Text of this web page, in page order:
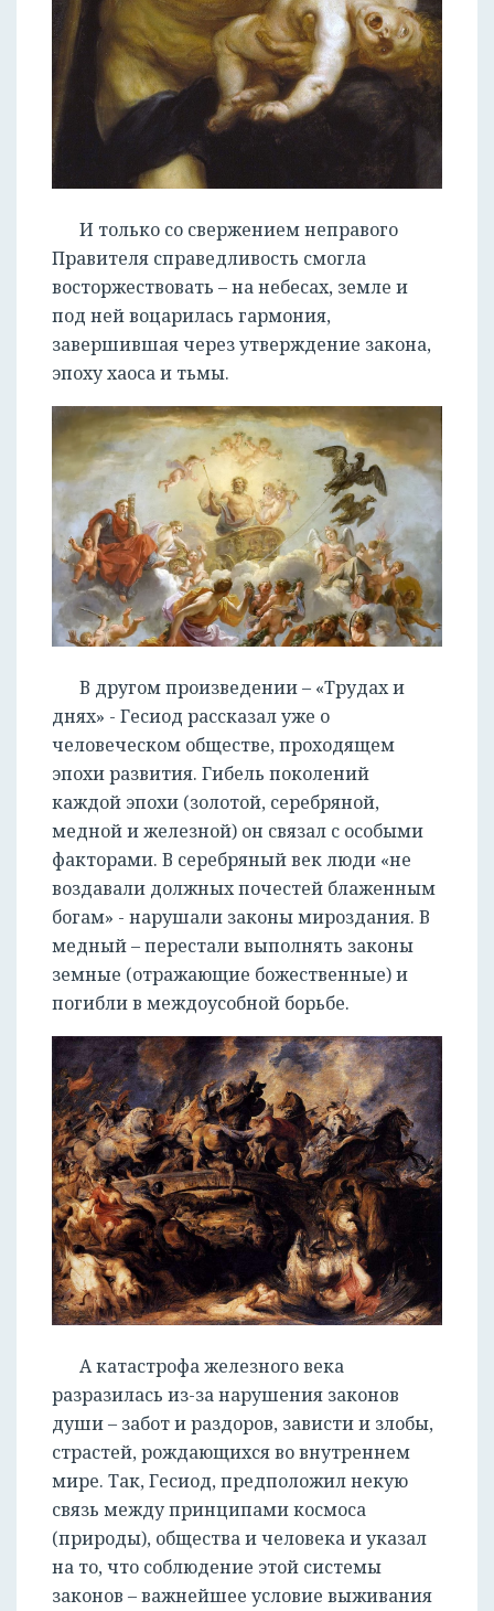
И только со свержением неправого
Правителя справедливость смогла
восторжествовать – на небесах, земле и
под ней воцарилась гармония,
завершившая через утверждение закона,
эпоху хаоса и тьмы.
В другом произведении – «Трудах и
днях» - Гесиод рассказал уже о
человеческом обществе, проходящем
эпохи развития. Гибель поколений
каждой эпохи (золотой, серебряной,
медной и железной) он связал с особыми
факторами. В серебряный век люди «не
воздавали должных почестей блаженным
богам» - нарушали законы мироздания. В
медный – перестали выполнять законы
земные (отражающие божественные) и
погибли в междоусобной борьбе.
А катастрофа железного века
разразилась из-за нарушения законов
души – забот и раздоров, зависти и злобы,
страстей, рождающихся во внутреннем
мире. Так, Гесиод, предположил некую
связь между принципами космоса
(природы), общества и человека и указал
на то, что соблюдение этой системы
законов – важнейшее условие выживания